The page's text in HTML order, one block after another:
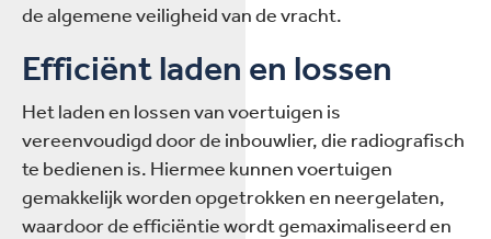
de algemene veiligheid van de vracht.
Efficiënt laden en lossen
Het laden en lossen van voertuigen is
vereenvoudigd door de inbouwlier, die radiografisch
te bedienen is. Hiermee kunnen voertuigen
gemakkelijk worden opgetrokken en neergelaten,
waardoor de efficiëntie wordt gemaximaliseerd en